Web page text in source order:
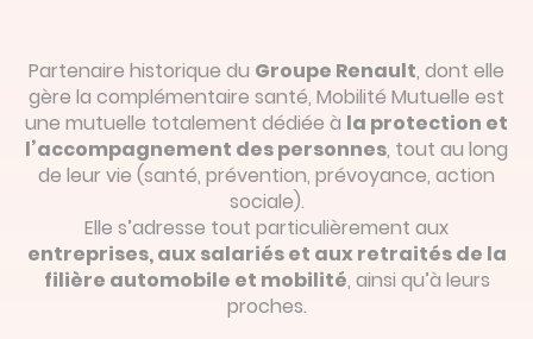
Partenaire historique du Groupe Renault, dont elle
gère la complémentaire santé, Mobilité Mutuelle est
une mutuelle totalement dédiée à la protection et
l’accompagnement des personnes, tout au long
de leur vie (santé, prévention, prévoyance, action
sociale).
Elle s’adresse tout particulièrement aux
entreprises, aux salariés et aux retraités de la
filière automobile et mobilité, ainsi qu’à leurs
proches.